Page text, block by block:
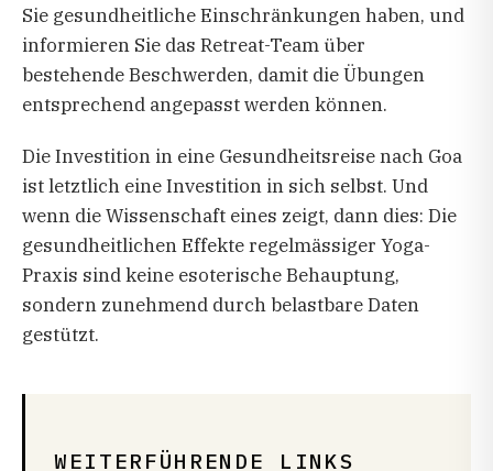
Sie gesundheitliche Einschränkungen haben, und
informieren Sie das Retreat-Team über
bestehende Beschwerden, damit die Übungen
entsprechend angepasst werden können.
Die Investition in eine Gesundheitsreise nach Goa
ist letztlich eine Investition in sich selbst. Und
wenn die Wissenschaft eines zeigt, dann dies: Die
gesundheitlichen Effekte regelmässiger Yoga-
Praxis sind keine esoterische Behauptung,
sondern zunehmend durch belastbare Daten
gestützt.
WEITERFÜHRENDE LINKS